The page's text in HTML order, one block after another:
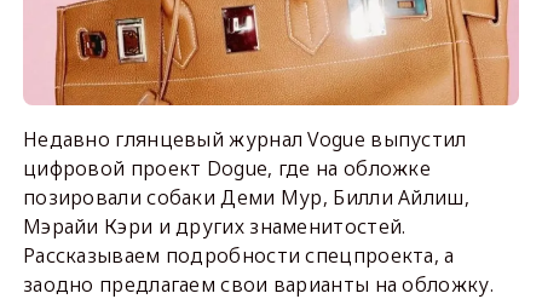
Недавно глянцевый журнал Vogue выпустил
цифровой проект Dogue, где на обложке
позировали собаки Деми Мур, Билли Айлиш,
Мэрайи Кэри и других знаменитостей.
Рассказываем подробности спецпроекта, а
заодно предлагаем свои варианты на обложку.